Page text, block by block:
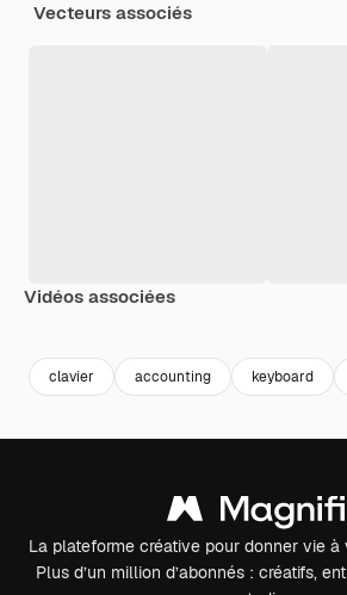
Vecteurs associés
Vidéos associées
clavier accounting keyboard
La plateforme créative pour donner vie à
Plus d’un million d’abonnés : créatifs,